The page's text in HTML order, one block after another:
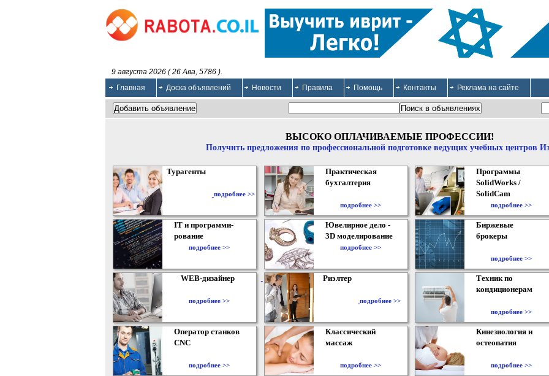
9 августа 2026 ( 26 Ава, 5786 ).
Главная
Доска объявлений Новости Правила Помощь Контакты Реклама на сайте
ВЫСОКО ОПЛАЧИВАЕМЫЕ ПРОФЕССИИ!
Получить предложения по профессиональной подготовке ведущих учебных центров
Турагенты
подробнее >>
Практическая
бухгалтерия
подробнее >>
Программы
SolidWorks /
SolidCam
подробнее >>
IT и программи-
рование
подробнее >>
Ювелирное дело -
3D моделирование
подробнее >>
Биржевые
брокеры
подробнее >>
WEB-дизайнер
подробнее >>
Риэлтер
подробнее >>
Техник по
кондиционерам
подробнее >>
Оператор станков
CNC
подробнее >>
Классический
массаж
подробнее >>
Кинезиология и
остеопатия
подробнее >>